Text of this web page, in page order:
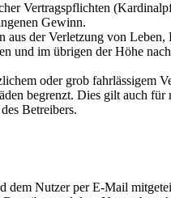
Vertragspflichten
Gewinn.
der Verletzung von
und im übrigen der Höhe
oder grob fahrlässigem
begrenzt. Dies gilt auch
Betreibers.
dem Nutzer per E-Mail